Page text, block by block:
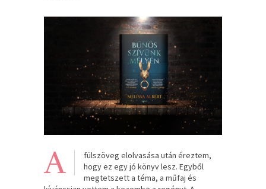
A
fülszöveg elolvasása után éreztem,
hogy ez egy jó könyv lesz. Egyből
megtetszett a téma, a műfaj és